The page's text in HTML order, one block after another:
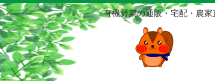
有機野菜の通販・宅配・農